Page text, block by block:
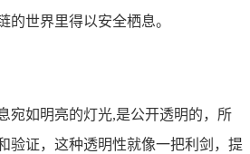
的世界里得以安全栖息。
宛如明亮的灯光,是公开透明的，所
验证，这种透明性就像一把利剑，提